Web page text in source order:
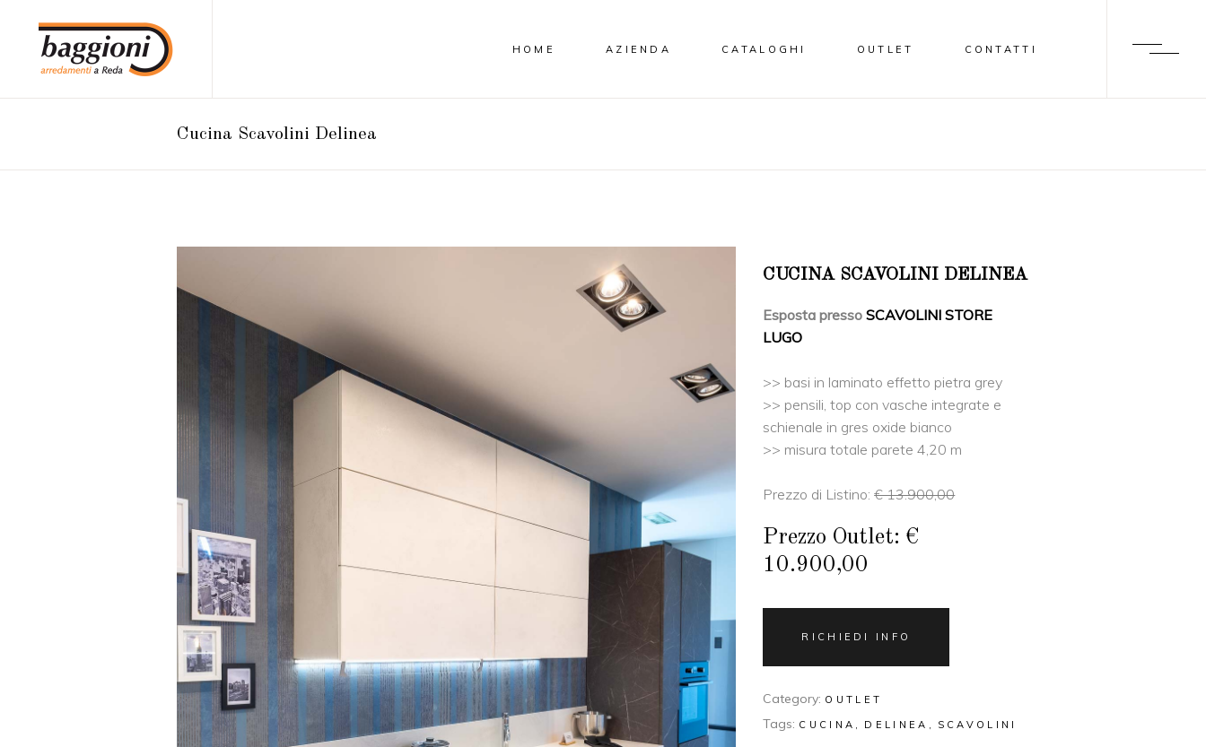
HOME AZIENDA CATALOGHI OUTLET CONTATTI
Cucina Scavolini Delinea
CUCINA SCAVOLINI DELINEA
Esposta pressoSCAVOLINI STORE
LUGO
>> basi in laminato effetto pietra grey
>> pensili, top con vasche integrate e
schienale in gres oxide bianco
>> misura totale parete 4,20 m
Prezzo di Listino:€ 13.900,00
Prezzo Outlet: €
10.900,00
RICHIEDI INFO
Category: OUTLET
Tags: CUCINA DELINEA SCAVOLINI